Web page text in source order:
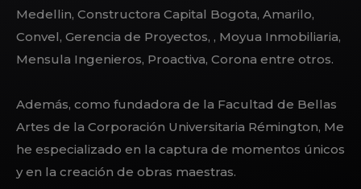
Medellin, Constructora Capital Bogota, Amarilo,
Convel, Gerencia de Proyectos, , Moyua Inmobiliaria,
Mensula Ingenieros, Proactiva, Corona entre otros.
Además, como fundadora de la Facultad de Bellas
Artes de la Corporación Universitaria Rémington, Me
he especializado en la captura de momentos únicos
y en la creación de obras maestras.